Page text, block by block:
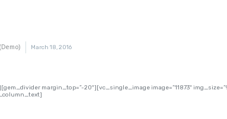
March 18, 2016
margin_top=”-20″][vc_single_image image=”11873″